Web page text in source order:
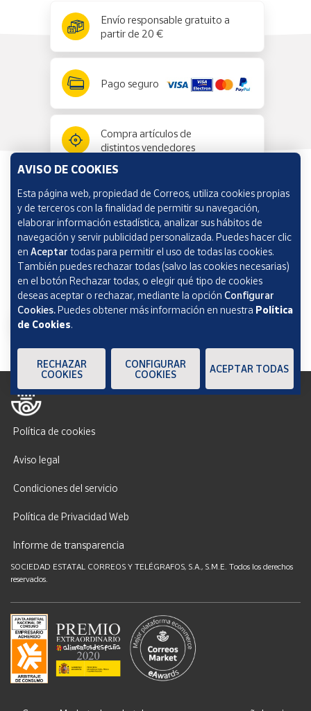
Envío responsable gratuito a
partir de 20 €
Pago seguro
Compra artículos de
distintos vendedores
Información y ayuda
Correos Market
Política de cookies
Aviso legal
Condiciones del servicio
Política de Privacidad Web
Informe de transparencia
SOCIEDAD ESTATAL CORREOS Y TELÉGRAFOS, S.A., S.M.E. Todos los derechos
reservados.
AVISO DE COOKIES
Esta página web, propiedad de Correos, utiliza cookies propias
y de terceros con la finalidad de permitir su navegación,
elaborar información estadística, analizar sus hábitos de
navegación y servir publicidad personalizada. Puedes hacer clic
en Aceptar todas para permitir el uso de todas las cookies.
También puedes rechazar todas (salvo las cookies necesarias)
en el botón Rechazar todas, o elegir qué tipo de cookies
deseas aceptar o rechazar, mediante la opción Configurar
Cookies.Puedes obtener más información en nuestra Política
de Cookies.
RECHAZAR
COOKIES
CONFIGURAR
COOKIES
ACEPTAR TODAS